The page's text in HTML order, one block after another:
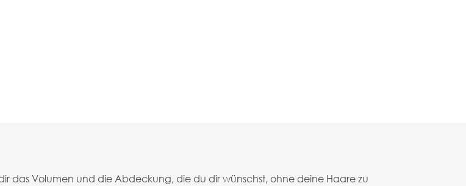
das Volumen und die Abdeckung, die du dir wünschst, ohne deine Haare zu